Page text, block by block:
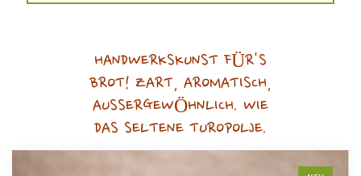
HANDWERKSKUNST FÜR'S
BROT! ZART, AROMATISCH,
AUSSERGEWÖHNLICH. WIE
DAS SELTENE TUROPOLJE.